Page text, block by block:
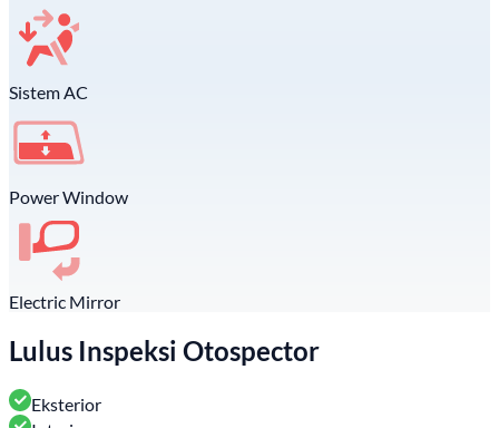
Sistem AC
Power Window
Electric Mirror
Lulus Inspeksi Otospector
Eksterior